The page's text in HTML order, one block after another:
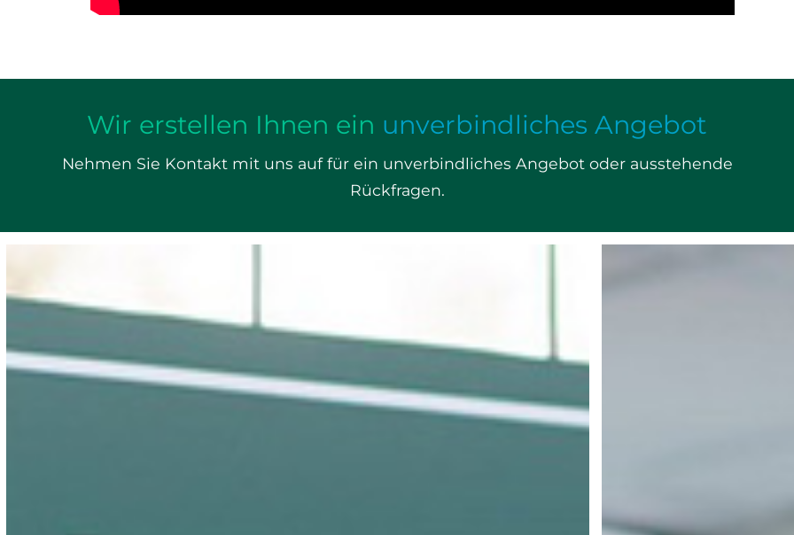
Wir erstellen Ihnen ein unverbindliches Angebot
Nehmen Sie Kontakt mit uns auf für ein unverbindliches Angebot oder ausstehende
Rückfragen.